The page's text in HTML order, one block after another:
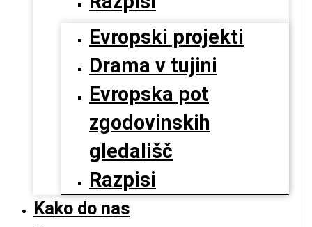
Evropski projekti
Drama v tujini
Evropska pot
zgodovinskih
gledališč
Razpisi
Kako do nas